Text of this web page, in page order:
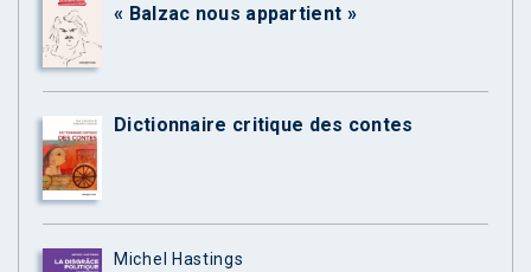
« Balzac nous appartient »
Dictionnaire critique des contes
Michel Hastings